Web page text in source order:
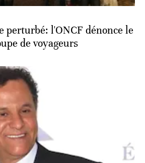
perturbé: l'ONCF dénonce le
de voyageurs